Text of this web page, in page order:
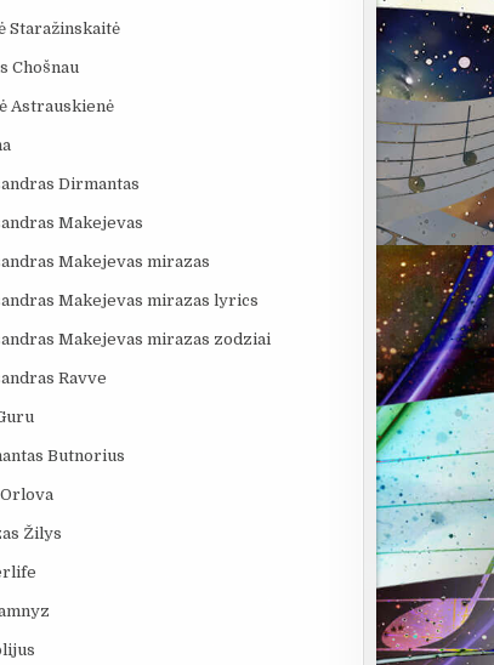
BRANDUOLINIAI
4
KURIAS
Staražinskaitė
Chošnau
Astrauskienė
Dirmantas
Makejevas
Makejevas mirazas
Makejevas mirazas lyrics
Makejevas mirazas zodziai
Ravve
Butnorius
Žilys